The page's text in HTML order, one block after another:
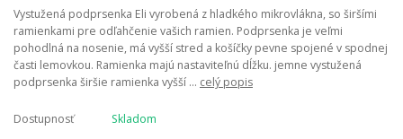
Vystužená podprsenka Eli vyrobená z hladkého mikrovlákna, so širšími
ramienkami pre odľahčenie vašich ramien. Podprsenka je veľmi
pohodlná na nosenie, má vyšší stred a košíčky pevne spojené v spodnej
časti lemovkou. Ramienka majú nastaviteľnú dĺžku. jemne vystužená
podprsenka širšie ramienka vyšší ... celý popis
Dostupnosť
Skladom